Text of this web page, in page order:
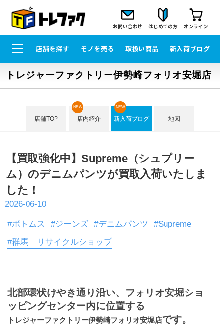
お問い合わせ はじめての方 オンライン
店舗を探す モノを売る 取扱い商品 新入荷ブログ
トレジャーファクトリー伊勢崎フォリオ安堀店
店舗TOP 店内紹介
NEW
新入荷ブログ
NEW
地図
【買取強化中】Supreme（シュプリー
ム）のデニムパンツが買取入荷いたしま
した！
2026-06-10
#ボトムス #ジーンズ #デニムパンツ
#Supreme
#群馬 リサイクルショップ
北部環状けやき通り沿い、フォリオ安堀ショ
ッピングセンター内に位置する
トレジャーファクトリー伊勢崎フォリオ安堀店です。